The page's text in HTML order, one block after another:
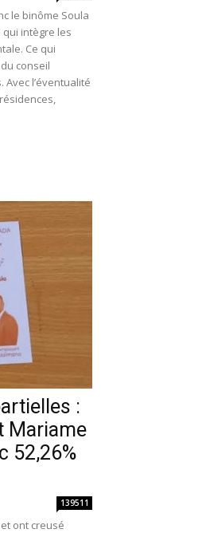
le binôme Soula
intègre les
Ce qui
conseil
l’éventualité
:
Mariame
52,26%
139511
ont creusé